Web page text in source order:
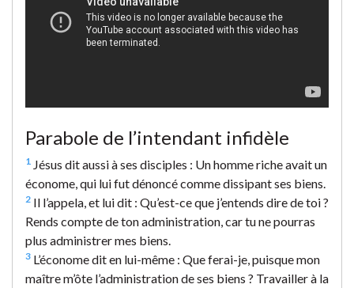
Parabole de l’intendant infidèle
1 Jésus dit aussi à ses disciples : Un homme riche avait un
économe, qui lui fut dénoncé comme dissipant ses biens.
2 Il l’appela, et lui dit : Qu’est-ce que j’entends dire de toi ?
Rends compte de ton administration, car tu ne pourras
plus administrer mes biens.
3 L’économe dit en lui-même : Que ferai-je, puisque mon
maître m’ôte l’administration de ses biens ? Travailler à la